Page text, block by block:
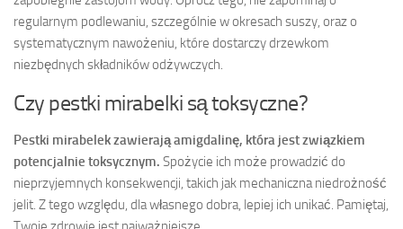
regularnym podlewaniu, szczególnie w okresach suszy, oraz o
systematycznym nawożeniu, które dostarczy drzewkom
niezbędnych składników odżywczych.
Czy pestki mirabelki są toksyczne?
Pestki mirabelek zawierają amigdalinę, która jest związkiem
potencjalnie toksycznym. Spożycie ich może prowadzić do
nieprzyjemnych konsekwencji, takich jak mechaniczna niedrożność
jelit. Z tego względu, dla własnego dobra, lepiej ich unikać. Pamiętaj,